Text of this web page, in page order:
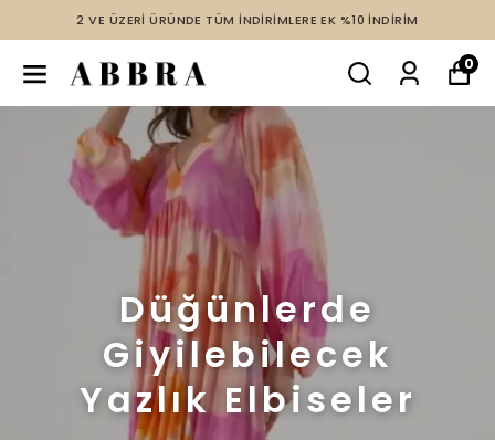
2 VE ÜZERİ ÜRÜNDE TÜM İNDİRİMLERE EK %10 İNDİRİM
0
Düğünlerde
Giyilebilecek
Yazlık Elbiseler